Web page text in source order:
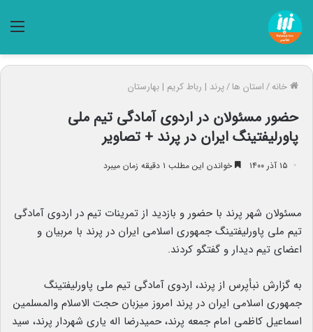
خانه/استان ها/پرند | رباط کریم | بهارستان
حضور مسئولان در اردوی آمادگی تیم ملی
پاورلیفتینگ ایران در پرند + تصاویر
۱۵ آذر ۱۴۰۰ خواندن این مطلب ۱ دقیقه زمان میبرد
مسئولان شهر پرند با حضور و بازدید از تمرینات تیم در اردوی آمادگی
تیم ملی پاورلیفتینگ جمهوری اسلامی ایران در پرند با مربیان و
اعضای تیم دیدار و گفتگو کردند.
به گزارش نبأپرس از پرند، اردوی آمادگی تیم ملی پاورلیفتینگ
جمهوری اسلامی ایران در پرند امروز میزبان حجت الاسلام والمسلمین
اسماعیل کاظمی امام جمعه پرند، حمیدرضا اله یاری شهردار پرند، سید